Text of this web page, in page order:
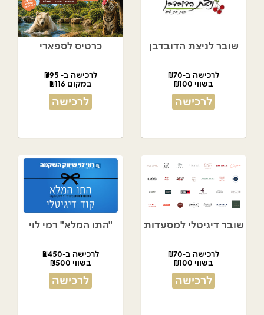
שובר לניצת הדובדבן
לרכישה ב-₪70
בשווי ₪100
לרכישה
כרטיס לספארי
לרכישה ב- ₪95
במקום ₪116
לרכישה
שובר דיגיטלי למסעדות
לרכישה ב-₪70
בשווי ₪100
לרכישה
"התו המלא" רמי לוי
לרכישה ב-₪450
בשווי ₪500
לרכישה